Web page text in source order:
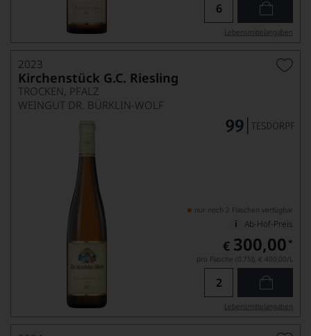
Lebensmittel­angaben
2023
Kirchenstück G.C. Riesling
TROCKEN, PFALZ
WEINGUT DR. BÜRKLIN-WOLF
nur noch 2 Flaschen verfügbar
Ab-Hof-Preis
€ 300,00 *
pro Flasche (0.75l), € 400,00/L
Lebensmittel­angaben